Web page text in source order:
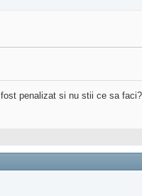
penalizat si nu stii ce sa